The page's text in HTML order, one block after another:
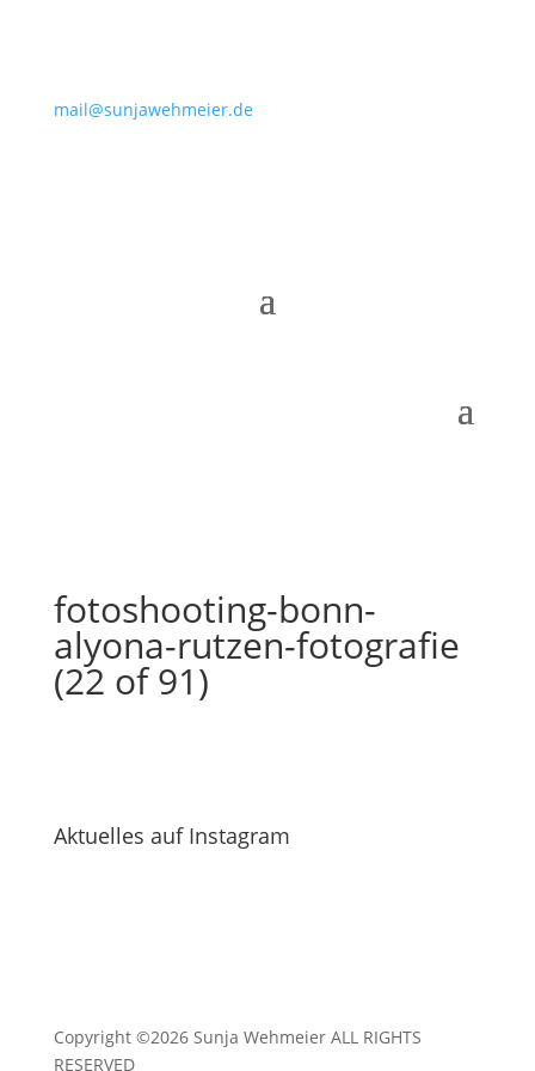
mail@sunjawehmeier.de
fotoshooting-bonn-
alyona-rutzen-fotografie
(22 of 91)
Aktuelles auf Instagram
Copyright ©2026 Sunja Wehmeier ALL RIGHTS
RESERVED